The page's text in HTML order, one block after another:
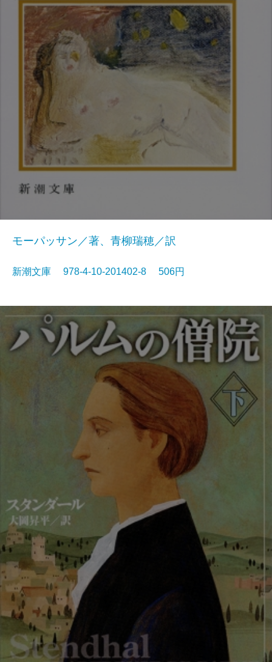
モーパッサン／著、青柳瑞穂／訳
新潮文庫 978-4-10-201402-8 506円